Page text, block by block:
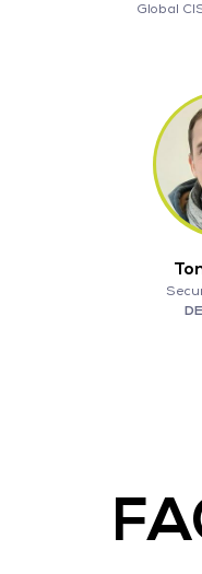
Global